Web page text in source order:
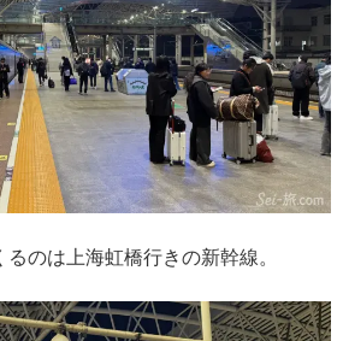
のは上海虹橋行きの新幹線。